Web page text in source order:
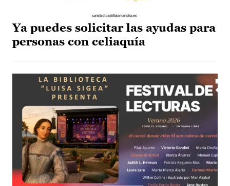
Ya puedes solicitar las ayudas para
personas con celiaquía